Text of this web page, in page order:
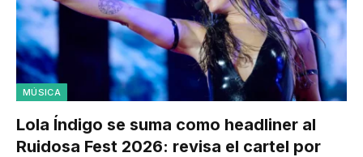
MÚSICA
Lola Índigo se suma como headliner al
Ruidosa Fest 2026: revisa el cartel por